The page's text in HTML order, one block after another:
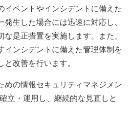
イベントやインシデントに備えた
生した場合には迅速に対応し、
是正措置を実施します。また、
インシデントに備えた管理体制を
改善を行います。
めの情報セキュリティマネジメン
立・運用し、継続的な見直しと